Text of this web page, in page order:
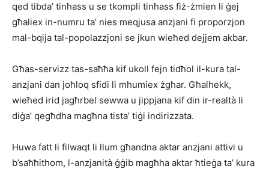
qed tibda’ tinħass u se tkompli tinħass fiż-żmien li ġej
għaliex in-numru ta’ nies meqjusa anzjani fi proporzjon
mal-bqija tal-popolazzjoni se jkun wieħed dejjem akbar.
Għas-servizz tas-saħħa kif ukoll fejn tidħol il-kura tal-
anzjani dan joħloq sfidi li mhumiex żgħar. Għalhekk,
wieħed irid jagħrbel sewwa u jippjana kif din ir-realtà li
diġa’ qegħdha magħna tista’ tiġi indirizzata.
Huwa fatt li filwaqt li llum għandna aktar anzjani attivi u
b’saħħithom, l-anzjanità ġġib magħha aktar ħtieġa ta’ kura